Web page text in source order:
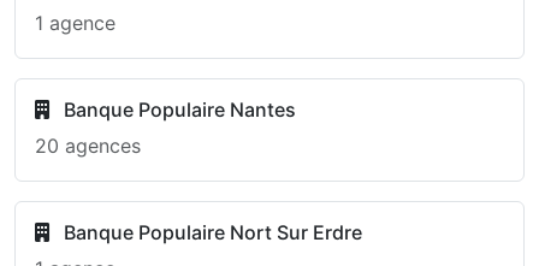
1 agence
Banque Populaire Nantes
20 agences
Banque Populaire Nort Sur Erdre